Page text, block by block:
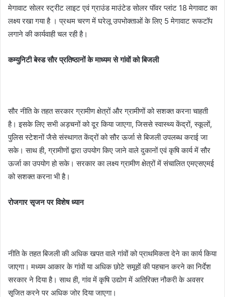
मेगावाट सोलर स्ट्रीट लाइट एवं ग्राउंड माउंटेड सोलर पॉवर प्लांट 18 मेगावाट का
लक्ष्य रखा गया है । प्रथम चरण में घरेलू उपभोक्ताओं के लिए 5 मेगावाट रूफटॉप
लगाने की कार्यवाही चल रही है।
कम्युनिटी बेस्ड सौर प्रतिष्ठानों के माध्यम से गांवों को बिजली
सौर नीति के तहत सरकार ग्रामीण क्षेत्रों और ग्रामीणों को सशक्त करना चाहती
है। इसके लिए सभी अड़चनों को दूर किया जाएगा, जिससे स्वास्थ्य केंद्रों, स्कूलों,
पुलिस स्टेशनों जैसे संस्थागत केंद्रों को सौर ऊर्जा से बिजली उपलब्ध कराई जा
सके। साथ ही, ग्रामीणों द्वारा उपयोग किए जाने वाले दुकानों एवं कृषि कार्य में सौर
ऊर्जा का उपयोग हो सके। सरकार का लक्ष्य ग्रामीण क्षेत्रों में संचालित एमएसएमई
को सशक्त करना भी है।
रोजगार सृजन पर विशेष ध्यान
नीति के तहत बिजली की अधिक खपत वाले गांवों को प्राथमिकता देने का कार्य किया
जाएगा। मध्यम आकार के गांवों या अधिक छोटे समूहों की पहचान करने का निर्देश
सरकार ने दिया है। साथ ही, गांव में कृषि उद्योग में अतिरिक्त नौकरी के अवसर
सृजित करने पर अधिक जोर दिया जाएगा।